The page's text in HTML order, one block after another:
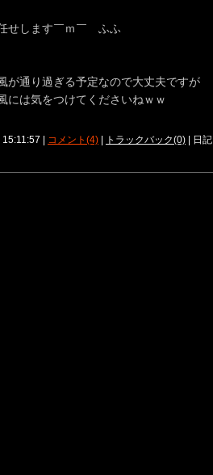
せします￣ｍ￣ ふふ
が通り過ぎる予定なので大丈夫ですが
には気をつけてくださいねｗｗ
| コメント(4) トラックバック(0) | 日記